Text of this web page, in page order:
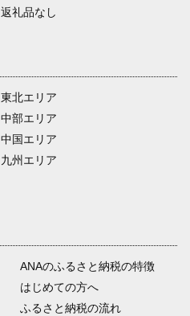
返礼品なし
東北エリア
中部エリア
中国エリア
九州エリア
ANAのふるさと納税の特徴
はじめての方へ
ふるさと納税の流れ